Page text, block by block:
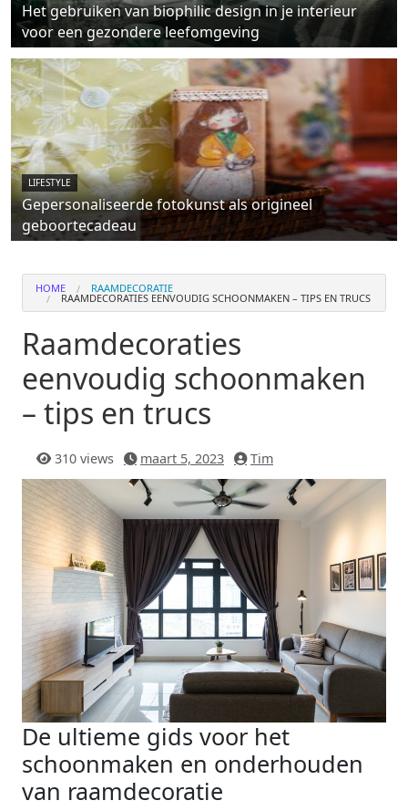
Het gebruiken van biophilic design in je interieur
voor een gezondere leefomgeving
LIFESTYLE
Gepersonaliseerde fotokunst als origineel
geboortecadeau
HOME RAAMDECORATIE
RAAMDECORATIES EENVOUDIG SCHOONMAKEN – TIPS EN TRUCS
Raamdecoraties
eenvoudig schoonmaken
– tips en trucs
310 views maart 5, 2023 Tim
De ultieme gids voor het
schoonmaken en onderhouden
van raamdecoratie